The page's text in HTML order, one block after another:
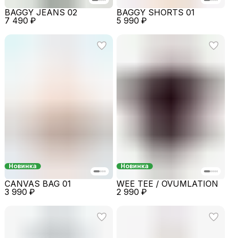
7 490 ₽
BAGGY JEANS 02
5 990 ₽
BAGGY SHORTS 01
Новинка
3 990 ₽
CANVAS BAG 01
Новинка
2 990 ₽
WEE TEE / OVUMLATION